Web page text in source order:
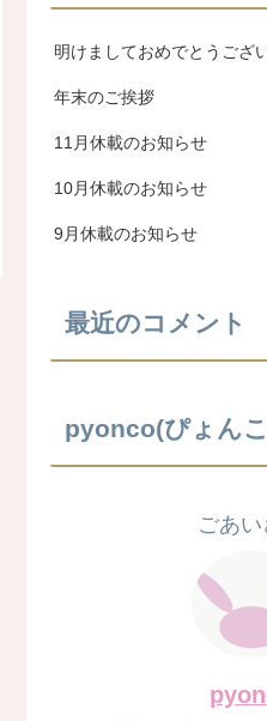
明けましておめでとうござ
年末のご挨拶
11月休載のお知らせ
10月休載のお知らせ
9月休載のお知らせ
最近のコメント
pyonco(ぴょん
ごあ